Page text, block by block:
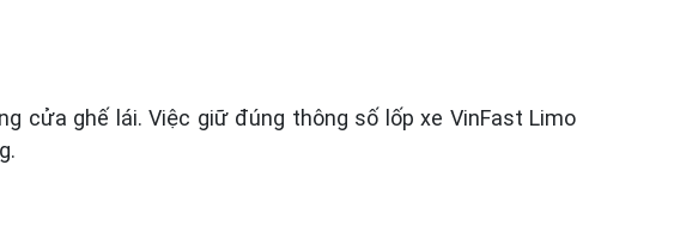
cửa ghế lái. Việc giữ đúng thông số lốp xe VinFast Limo